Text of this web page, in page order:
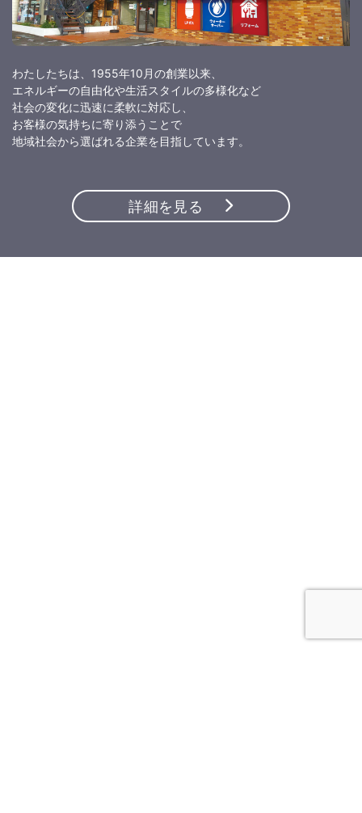
わたしたちは、1955年10月の創業以来、
エネルギーの自由化や生活スタイルの多様化など
社会の変化に迅速に柔軟に対応し、
お客様の気持ちに寄り添うことで
地域社会から選ばれる企業を目指しています。
詳細を見る